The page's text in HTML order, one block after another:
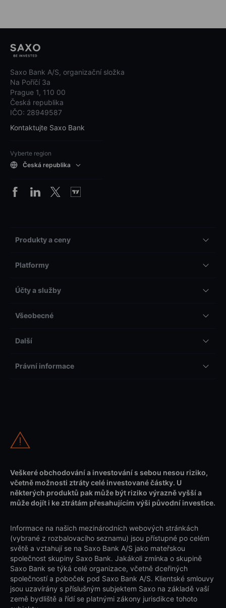
Saxo Bank A/S, organizační složka
Na Poříčí 3a
Prague 1, 110 00
Česká republika
IČO: 28949587
Kontaktujte Saxo Bank
Vyberte region
Česká republika
Produkty a ceny
Platformy
Účty a služby
Všeobecné
Další
Právní informace
Veškeré obchodování a investování s sebou nesou riziko,
včetně možnosti ztráty celé investované částky. U
některých produktů pak může být riziko výrazně vyšší a
může dojít i ke ztrátám přesahujícím výši původní investice.
Informace na našich mezinárodních webových stránkách
(vybrané z rozbalovacího seznamu) jsou přístupné po celém
světě a vztahují se na Saxo Bank A/S jako mateřskou
společnost skupiny Saxo Bank. Jakákoli zmínka o skupině
Saxo Bank se týká celé organizace, včetně dceřiných
společností a poboček pod Saxo Bank A/S. Klientské smlouvy
jsou uzavírány s příslušným subjektem Saxo na základě vaší
země bydliště a řídí se platnými zákony jurisdikce tohoto